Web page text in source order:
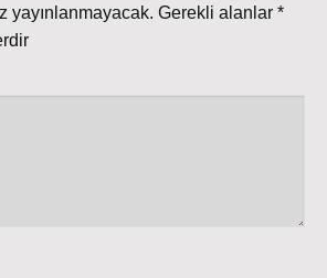
yayınlanmayacak. Gerekli alanlar *